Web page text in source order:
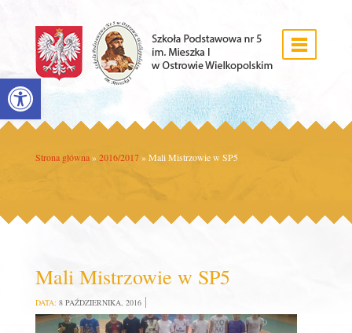
Open toolbar
Strona główna » 2016/2017 »Mali Mistrzowie w SP5
Mali Mistrzowie w SP5
DATA: 8 PAŹDZIERNIKA, 2016